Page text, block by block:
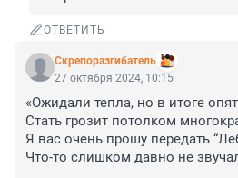
ОТВЕТИТЬ
Скрепоразгибатель
27 октября 2024, 10:15
«Ожидали тепла, но в итоге
Стать грозит потолком
Я вас очень прошу передать
Что-то слишком давно не